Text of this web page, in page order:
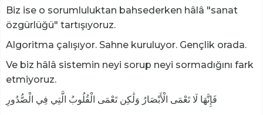
Biz ise o sorumluluktan bahsederken hâlâ "sanat
özgürlüğü" tartışıyoruz.
Algoritma çalışıyor. Sahne kuruluyor. Gençlik orada.
Ve biz hâlâ sistemin neyi sorup neyi sormadığını fark
etmiyoruz.
فَإِنَّهَا لَا تَعْمَى الْأَبْصَارُ وَلَٰكِن تَعْمَى الْقُلُوبُ الَّتِي فِي الْصُّدُورِ